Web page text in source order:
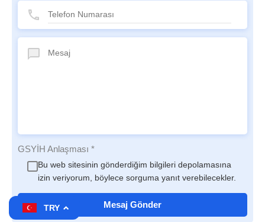
GSYİH Anlaşması *
Bu web sitesinin gönderdiğim bilgileri depolamasına
izin veriyorum, böylece sorguma yanıt verebilecekler.
TRY